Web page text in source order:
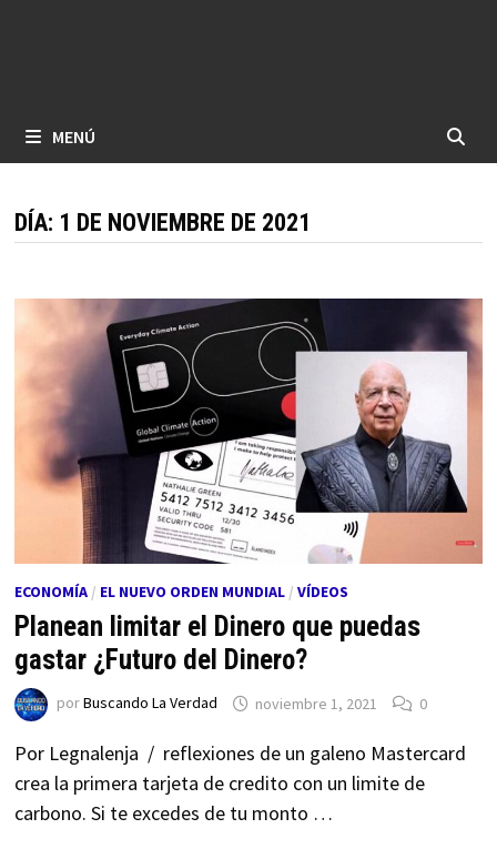
MENÚ
DÍA: 1 DE NOVIEMBRE DE 2021
ECONOMÍA/ EL NUEVO ORDEN MUNDIAL/ VÍDEOS
Planean limitar el Dinero que puedas
gastar ¿Futuro del Dinero?
porBuscando La Verdad noviembre 1, 2021 0
Por Legnalenja / reflexiones de un galeno Mastercard
crea la primera tarjeta de credito con un limite de
carbono. Si te excedes de tu monto …